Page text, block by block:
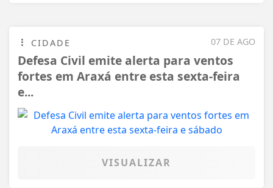
07 DE AGO
CIDADE
Defesa Civil emite alerta para ventos
fortes em Araxá entre esta sexta-feira
e...
VISUALIZAR